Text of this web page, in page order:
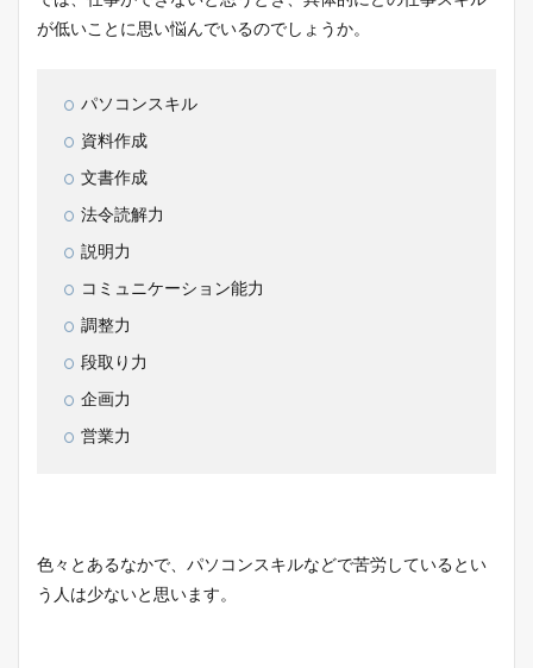
が低いことに思い悩んでいるのでしょうか。
パソコンスキル
資料作成
文書作成
法令読解力
説明力
コミュニケーション能力
調整力
段取り力
企画力
営業力
色々とあるなかで、パソコンスキルなどで苦労しているとい
う人は少ないと思います。